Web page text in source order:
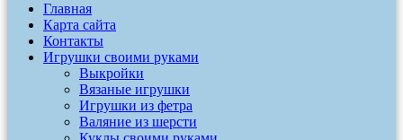
Главная
Карта сайта
Контакты
Игрушки своими руками
Выкройки
Вязаные игрушки
Игрушки из фетра
Валяние из шерсти